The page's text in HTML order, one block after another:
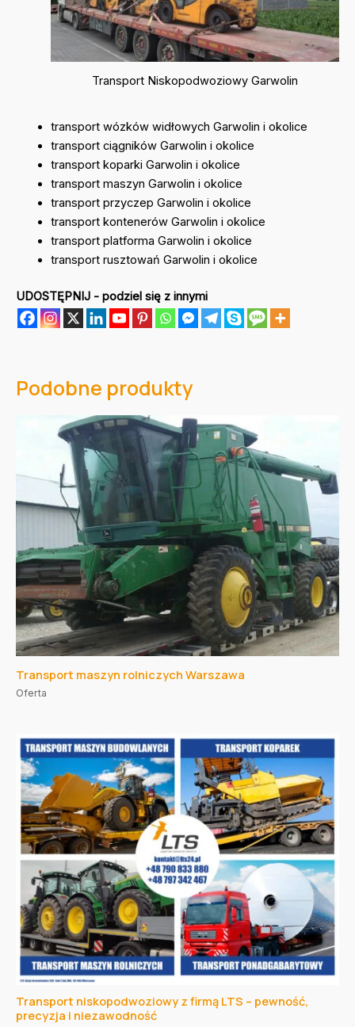
Transport Niskopodwoziowy Garwolin
transport wózków widłowych Garwolin i okolice
transport ciągników Garwolin i okolice
transport koparki Garwolin i okolice
transport maszyn Garwolin i okolice
transport przyczep Garwolin i okolice
transport kontenerów Garwolin i okolice
transport platforma Garwolin i okolice
transport rusztowań Garwolin i okolice
UDOSTĘPNIJ - podziel się z innymi
Podobne produkty
Transport maszyn rolniczych Warszawa
Oferta
Transport niskopodwoziowy z firmą LTS – pewność,
precyzja i niezawodność